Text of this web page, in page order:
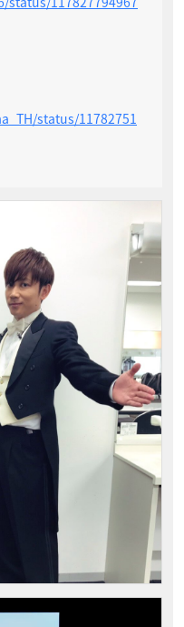
status/11782751